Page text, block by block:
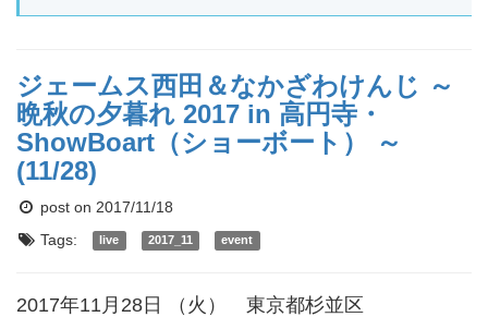
ジェームス西田＆なかざわけんじ ～
晩秋の夕暮れ 2017 in 高円寺・
ShowBoart（ショーボート） ～
(11/28)
post on 2017/11/18
Tags:
live 2017_11 event
2017年11月28日 （火） 東京都杉並区